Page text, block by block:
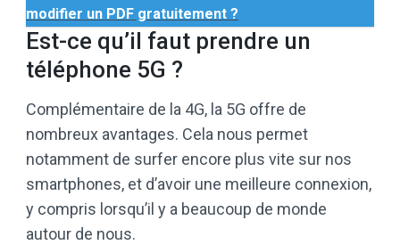
modifier un PDF gratuitement ?
Est-ce qu’il faut prendre un
téléphone 5G ?
Complémentaire de la 4G, la 5G offre de
nombreux avantages. Cela nous permet
notamment de surfer encore plus vite sur nos
smartphones, et d’avoir une meilleure connexion,
y compris lorsqu’il y a beaucoup de monde
autour de nous.